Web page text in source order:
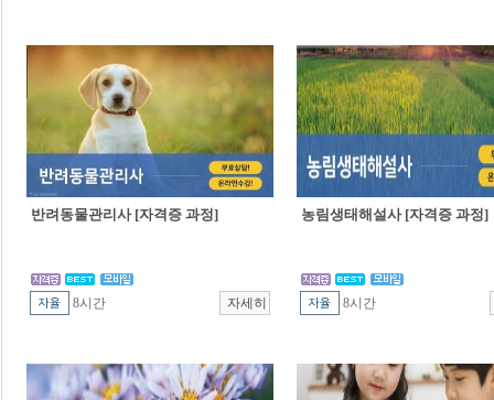
반려동물관리사 [자격증 과정]
8시간
농림생태해설사 [자격증 과정]
8시간